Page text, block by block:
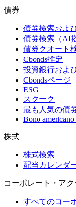
債券
債券検索およ
債券検索（AI
債券クオート
Cbonds推定
投資銀行およ
Cbondsページ
ESG
スクーク
最も人気の債
Bono americano
株式
株式検索
配当カレンダ
コーポレート・アク
すべてのコー